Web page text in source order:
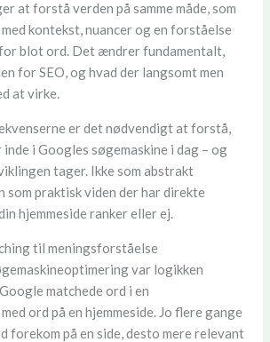
at forstå verden på samme måde, som
kontekst, nuancer og en forståelse
blot ord. Det ændrer fundamentalt,
for SEO, og hvad der langsomt men
at virke.
er det nødvendigt at forstå,
i Googles søgemaskine i dag – og
tager. Ikke som abstrakt
som praktisk viden der har direkte
hjemmeside ranker eller ej.
til meningsforståelse
var logikken
matchede ord i en
ord på en hjemmeside. Jo flere gange
forekom på en side, desto mere relevant